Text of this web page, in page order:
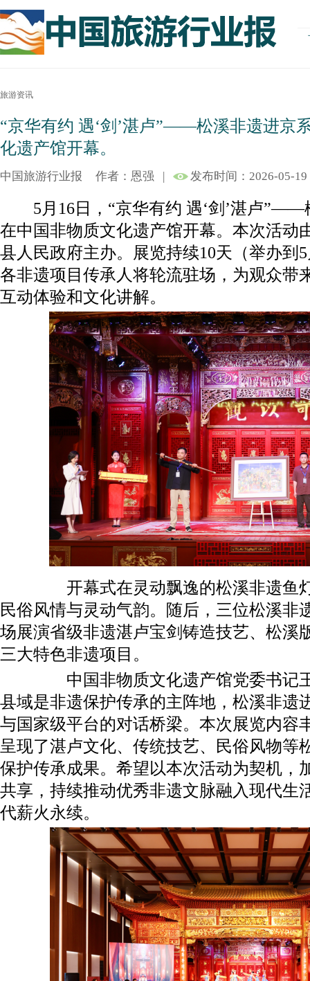
旅游资讯
“京华有约 遇‘剑’湛卢”——松溪非遗进京
化遗产馆开幕。
中国旅游行业报 作者：恩强 | 发布时间：2026-05-19
5月16日，“京华有约 遇‘剑’湛卢”——
在中国非物质文化遗产馆开幕。本次活动
县人民政府主办。展览持续10天（举办到
各非遗项目传承人将轮流驻场，为观众带
互动体验和文化讲解。
开幕式在灵动飘逸的松溪非遗鱼灯
民俗风情与灵动气韵。随后，三位松溪非
场展演省级非遗湛卢宝剑铸造技艺、松溪
三大特色非遗项目。
中国非物质文化遗产馆党委书记王
县域是非遗保护传承的主阵地，松溪非遗
与国家级平台的对话桥梁。本次展览内容
呈现了湛卢文化、传统技艺、民俗风物等
保护传承成果。希望以本次活动为契机，
共享，持续推动优秀非遗文脉融入现代生
代薪火永续。